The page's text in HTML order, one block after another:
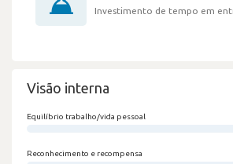
Investimento de tempo em
Visão interna
Equilíbrio trabalho/vida pessoal
Reconhecimento e recompensa